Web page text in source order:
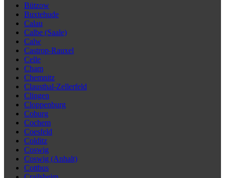
Bützow
Buxtehude
Calau
Calbe (Saale)
Calw
Castrop-Rauxel
Celle
Cham
Chemnitz
Clausthal-Zellerfeld
Clingen
Cloppenburg
Coburg
Cochem
Coesfeld
Colditz
Coswig
Coswig (Anhalt)
Cottbus